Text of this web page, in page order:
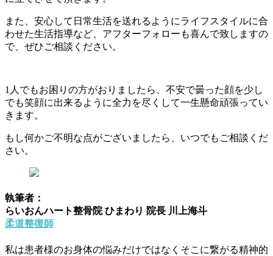
また、安心して日常生活を送れるようにライフスタイルに合
わせた生活指導など、アフターフォローも喜んで致しますの
で、ぜひご相談ください。
1人でもお困りの方がおりましたら、不安で曇った顔を少し
でも笑顔に出来るように全力を尽くして一生懸命頑張ってい
きます。
もし何かご不明な点がございましたら、いつでもご相談くだ
さい。
執筆者：
らいおんハート整骨院 ひまわり 院長 川上海斗
柔道整復師
私は患者様のお身体の悩みだけではなくそこに繋がる精神的